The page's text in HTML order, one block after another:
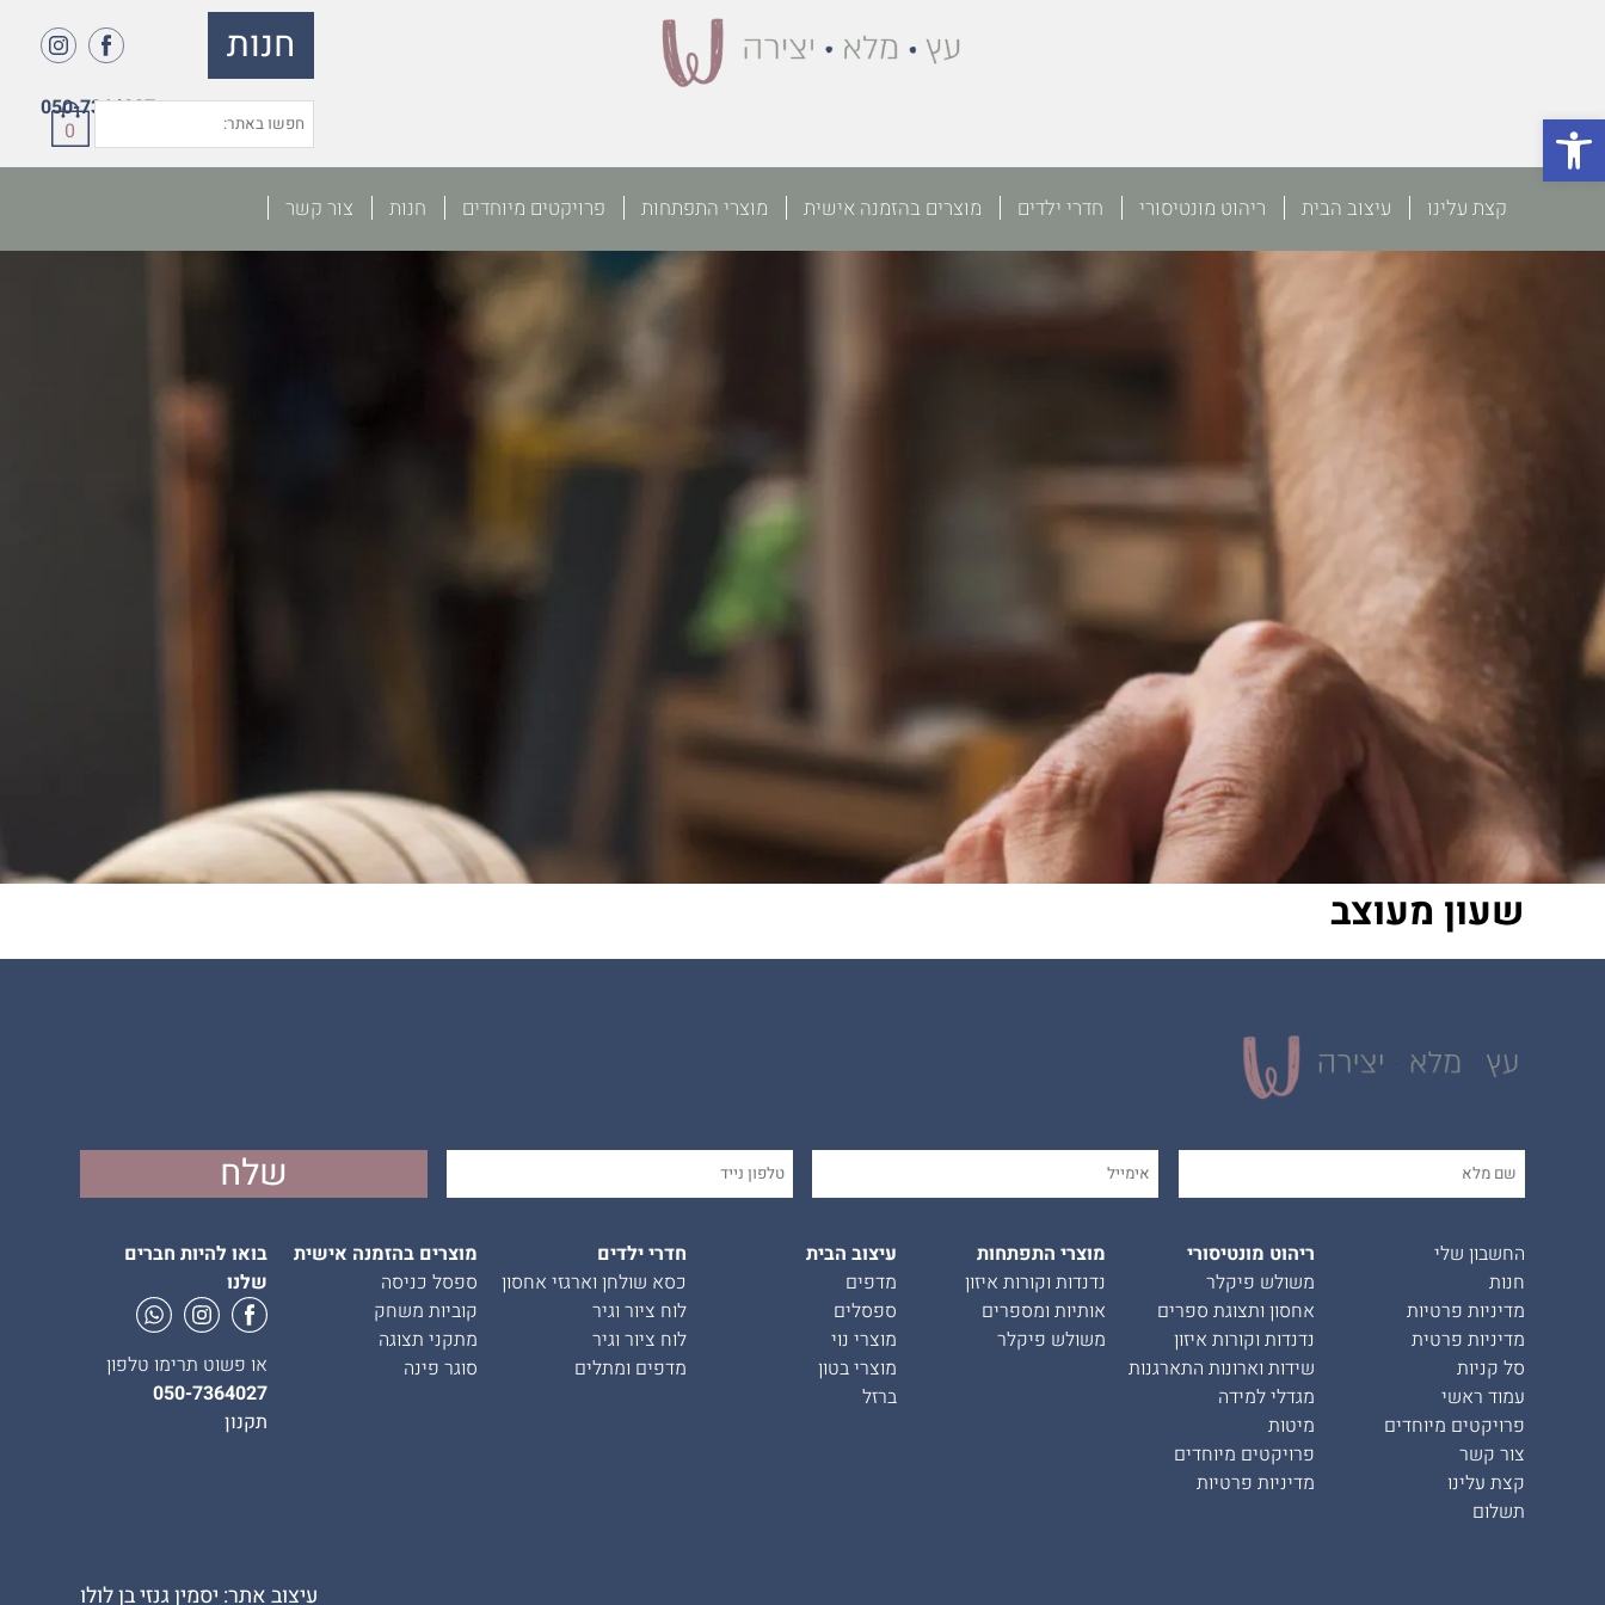
פתח סרגל נגישות
חנות
050-7364027
0
קצת עלינו עיצוב הבית ריהוט מונטיסורי חדרי ילדים מוצרים בהזמנה אישית מוצרי התפתחות פרויקטים מיוחדים חנות צור קשר
שעון מעוצב
החשבון שלי
חנות
מדיניות פרטיות
מדיניות פרטית
סל קניות
עמוד ראשי
פרויקטים מיוחדים
צור קשר
קצת עלינו
תשלום
ריהוט מונטיסורי
משולש פיקלר
אחסון ותצוגת ספרים
נדנדות וקורות איזון
שידות וארונות התארגנות
מגדלי למידה
מיטות
פרויקטים מיוחדים
מדיניות פרטיות
מוצרי התפתחות
נדנדות וקורות איזון
אותיות ומספרים
משולש פיקלר
עיצוב הבית
מדפים
ספסלים
מוצרי נוי
מוצרי בטון
ברזל
חדרי ילדים
כסא שולחן וארגזי אחסון
לוח ציור וגיר
לוח ציור וגיר
מדפים ומתלים
מוצרים בהזמנה אישית
ספסל כניסה
קוביות משחק
מתקני תצוגה
סוגר פינה
בואו להיות חברים
שלנו
או פשוט תרימו טלפון
050-7364027
תקנון
עיצוב אתר: יסמין גנזי בן לולו